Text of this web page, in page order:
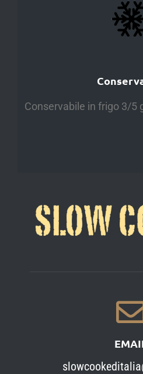
Conservabile in frigo 3/5